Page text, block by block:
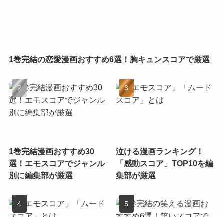
1巻完結の恋愛漫画おすすめ6選！胸キュンスコアで厳選
1巻完結漫画おすすめ30
選！エモスコアでジャンル
別に編集部が厳選
泣ける漫画ランキング！
「感動スコア」TOP10を編
集部が厳選